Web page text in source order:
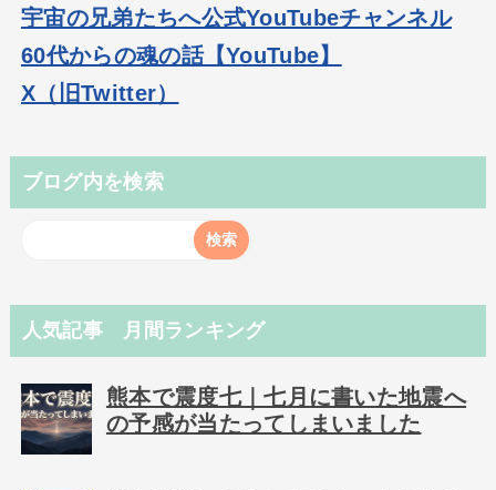
宇宙の兄弟たちへ公式YouTubeチャンネル
60代からの魂の話【YouTube】
X（旧Twitter）
ブログ内を検索
人気記事 月間ランキング
熊本で震度七｜七月に書いた地震へ
の予感が当たってしまいました